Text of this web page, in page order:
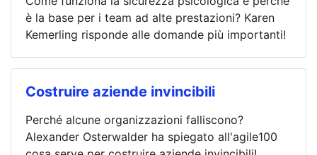
è la base per i team ad alte prestazioni? Karen
Kemerling risponde alle domande più importanti!
Costruire aziende invincibili
Perché alcune organizzazioni falliscono?
Alexander Osterwalder ha spiegato all'agile100